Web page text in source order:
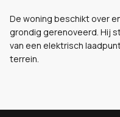
De woning beschikt over
grondig gerenoveerd. Hij
van een elektrisch
terrein.